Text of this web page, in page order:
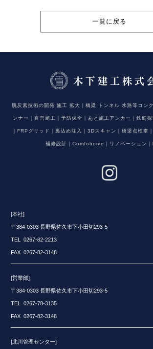
一覧に戻る
脱炭素技術の開発 施工 拡大｜橋梁 トンネル 水路等コン
ンナー｜直営施工｜予防保全｜あと施工アンカー｜鉄筋
｜FRPグリッド｜裏込め注入｜3Dスキャン｜橋梁点検車
補修設計｜Comfohome｜リノベーション｜
[本社]
〒384-0303 長野県佐久市下小田切293-5
TEL 0267-82-2213
FAX 0267-82-3148
[営業部]
〒384-0303 長野県佐久市下小田切293-5
TEL 0267-78-3135
FAX 0267-82-3148
[北川管理センター]